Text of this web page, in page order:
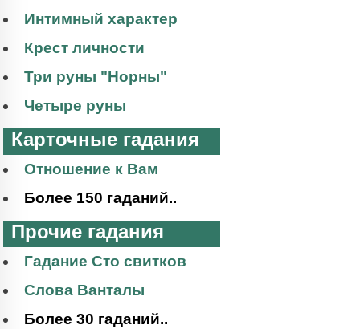
Интимный характер
Крест личности
Три руны "Норны"
Четыре руны
Карточные гадания
Отношение к Вам
Более 150 гаданий..
Прочие гадания
Гадание Сто свитков
Слова Ванталы
Более 30 гаданий..